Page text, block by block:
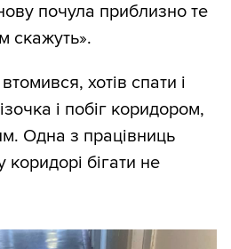
почула приблизно те
скажуть».
хотів спати і
і побіг коридором,
Одна з працівниць
бігати не